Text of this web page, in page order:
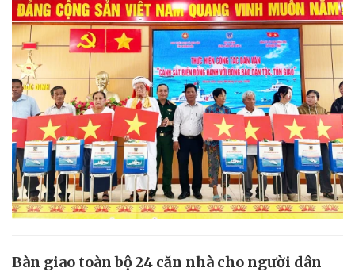
Bàn giao toàn bộ 24 căn nhà cho người dân